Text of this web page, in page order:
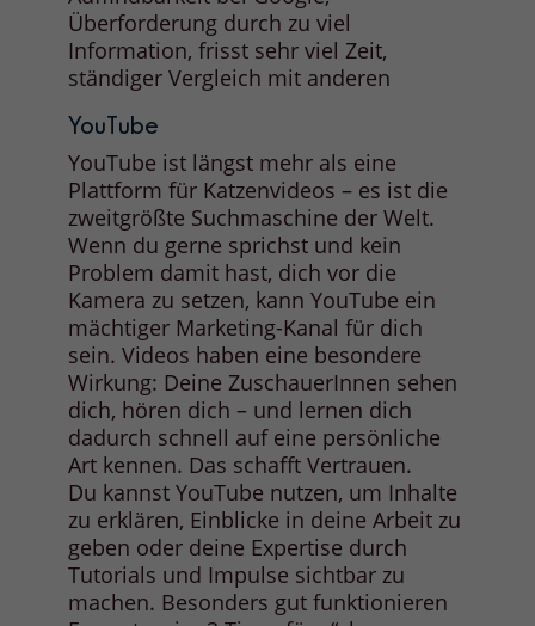
Überforderung durch zu viel
Information, frisst sehr viel Zeit,
ständiger Vergleich mit anderen
YouTube
YouTube ist längst mehr als eine
Plattform für Katzenvideos – es ist die
zweitgrößte Suchmaschine der Welt.
Wenn du gerne sprichst und kein
Problem damit hast, dich vor die
Kamera zu setzen, kann YouTube ein
mächtiger Marketing-Kanal für dich
sein. Videos haben eine besondere
Wirkung: Deine ZuschauerInnen sehen
dich, hören dich – und lernen dich
dadurch schnell auf eine persönliche
Art kennen. Das schafft Vertrauen.
Du kannst YouTube nutzen, um Inhalte
zu erklären, Einblicke in deine Arbeit zu
geben oder deine Expertise durch
Tutorials und Impulse sichtbar zu
machen. Besonders gut funktionieren